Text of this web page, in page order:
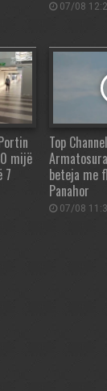
07/08
mijë
7
Top
beteja me
Panahor
07/08